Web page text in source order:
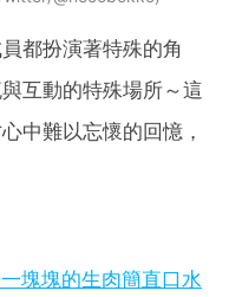
都扮演著特殊的角
互動的特殊場所～這
中難以忘懷的回憶，
塊塊的生肉簡直口水